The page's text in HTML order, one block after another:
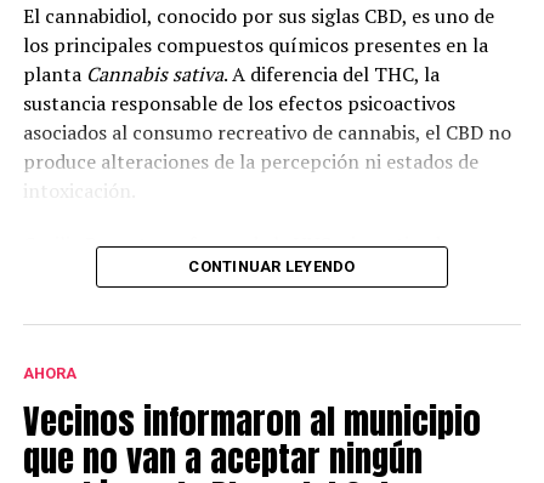
El cannabidiol, conocido por sus siglas CBD, es uno de
los principales compuestos químicos presentes en la
planta Cannabis sativa. A diferencia del THC, la
sustancia responsable de los efectos psicoactivos
asociados al consumo recreativo de cannabis, el CBD no
produce alteraciones de la percepción ni estados de
Cecilia Bouzat, profesora de la UNS e investigadora
superior del CONICET, explicó que en la investigación se
7, una molécula que interviene en la comunicación
Según explicó, “todavía no hay fármacos específicos
para este receptor. Por eso lo estamos estudiando: hay
CONTINUAR LEYENDO
AHORA
Vecinos informaron al municipio
que no van a aceptar ningún